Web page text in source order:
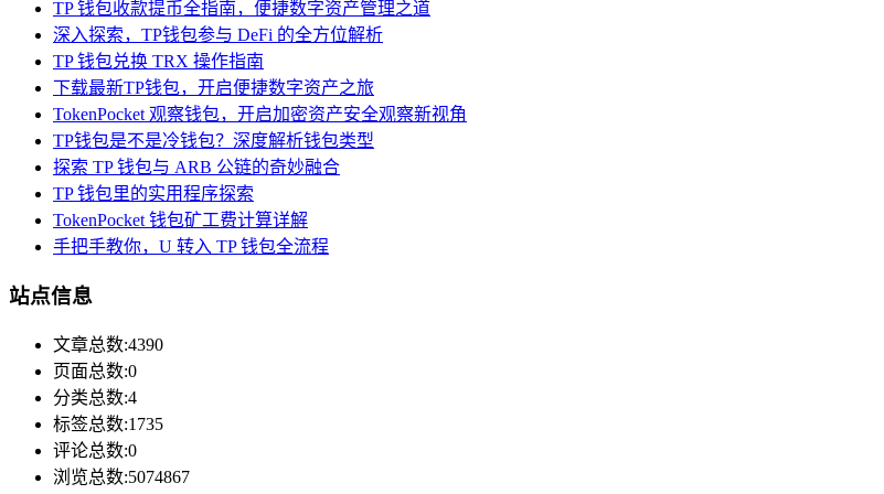
TP 钱包收款提币全指南，便捷数字资产管理之道
深入探索，TP钱包参与 DeFi 的全方位解析
TP 钱包兑换 TRX 操作指南
下载最新TP钱包，开启便捷数字资产之旅
TokenPocket 观察钱包，开启加密资产安全观察新视角
TP钱包是不是冷钱包？深度解析钱包类型
探索 TP 钱包与 ARB 公链的奇妙融合
TP 钱包里的实用程序探索
TokenPocket 钱包矿工费计算详解
手把手教你，U 转入 TP 钱包全流程
站点信息
文章总数:4390
页面总数:0
分类总数:4
标签总数:1735
评论总数:0
浏览总数:5074867